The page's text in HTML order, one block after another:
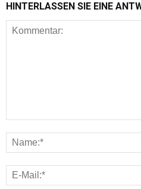
HINTERLASSEN SIE EINE